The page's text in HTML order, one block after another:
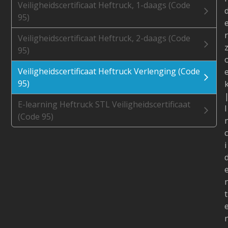
Veiligheidscertificaat Heftruck, 1-daags (Code
95)
Veiligheidscertificaat Heftruck, 2-daags (Code
95)
Veiligheidscertificaat Heftruck Verlenging (Code
95)
E-learning Heftruck STL Veiligheidscertificaat
(Code 95)
r
z
I
c
i
t